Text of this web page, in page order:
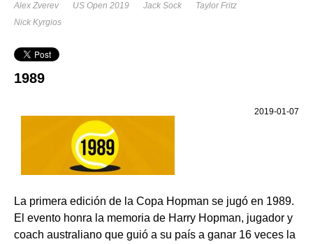
Alex Zverev
US Open 2019 Jack Sock
Taylor Fritz
Nick Kyrgios
1989
2019-01-07
La primera edición de la Copa Hopman se jugó en 1989.
El evento honra la memoria de Harry Hopman, jugador y
coach australiano que guió a su país a ganar 16 veces la